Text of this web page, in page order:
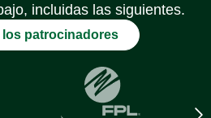
incluidas las siguientes.
los patrocinadores